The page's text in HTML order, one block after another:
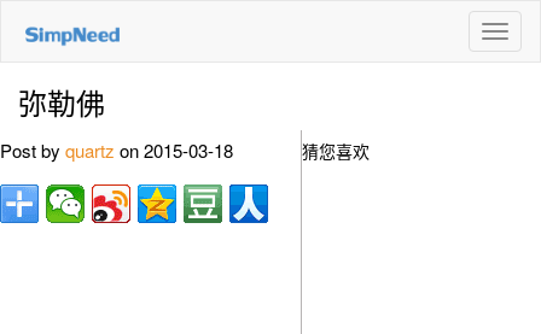
切
换
弥勒佛
Post by quartz on 2015-03-18 猜您喜欢